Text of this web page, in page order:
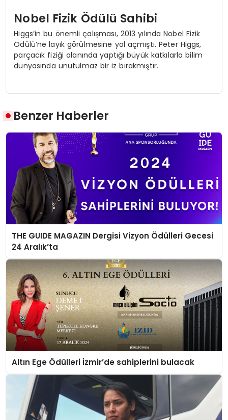
Nobel Fizik Ödülü Sahibi
Higgs’in bu önemli çalışması, 2013 yılında Nobel Fizik
Ödülü’ne layık görülmesine yol açmıştı. Peter Higgs,
parçacık fiziği alanında yaptığı büyük katkılarla bilim
dünyasında unutulmaz bir iz bırakmıştır.
Benzer Haberler
THE GUIDE MAGAZIN Dergisi Vizyon Ödülleri Gecesi
24 Aralık’ta
Altın Ege Ödülleri İzmir’de sahiplerini bulacak